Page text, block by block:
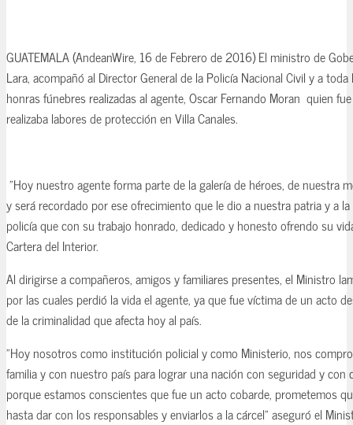
GUATEMALA (AndeanWire, 16 de Febrero de 2016) El ministro de
Lara, acompañó al Director General de la Policía Nacional Civil y a
honras fúnebres realizadas al agente, Oscar Fernando Moran quien
realizaba labores de protección en Villa Canales.
"Hoy nuestro agente forma parte de la galería de héroes, de nuestra
y será recordado por ese ofrecimiento que le dio a nuestra patria y a
policía que con su trabajo honrado, dedicado y honesto ofrendo su
Cartera del Interior.
Al dirigirse a compañeros, amigos y familiares presentes, el Ministro
por las cuales perdió la vida el agente, ya que fue víctima de un acto
de la criminalidad que afecta hoy al país.
"Hoy nosotros como institución policial y como Ministerio, nos
familia y con nuestro país para lograr una nación con seguridad y con
porque estamos conscientes que fue un acto cobarde, prometemos
hasta dar con los responsables y enviarlos a la cárcel" aseguró el